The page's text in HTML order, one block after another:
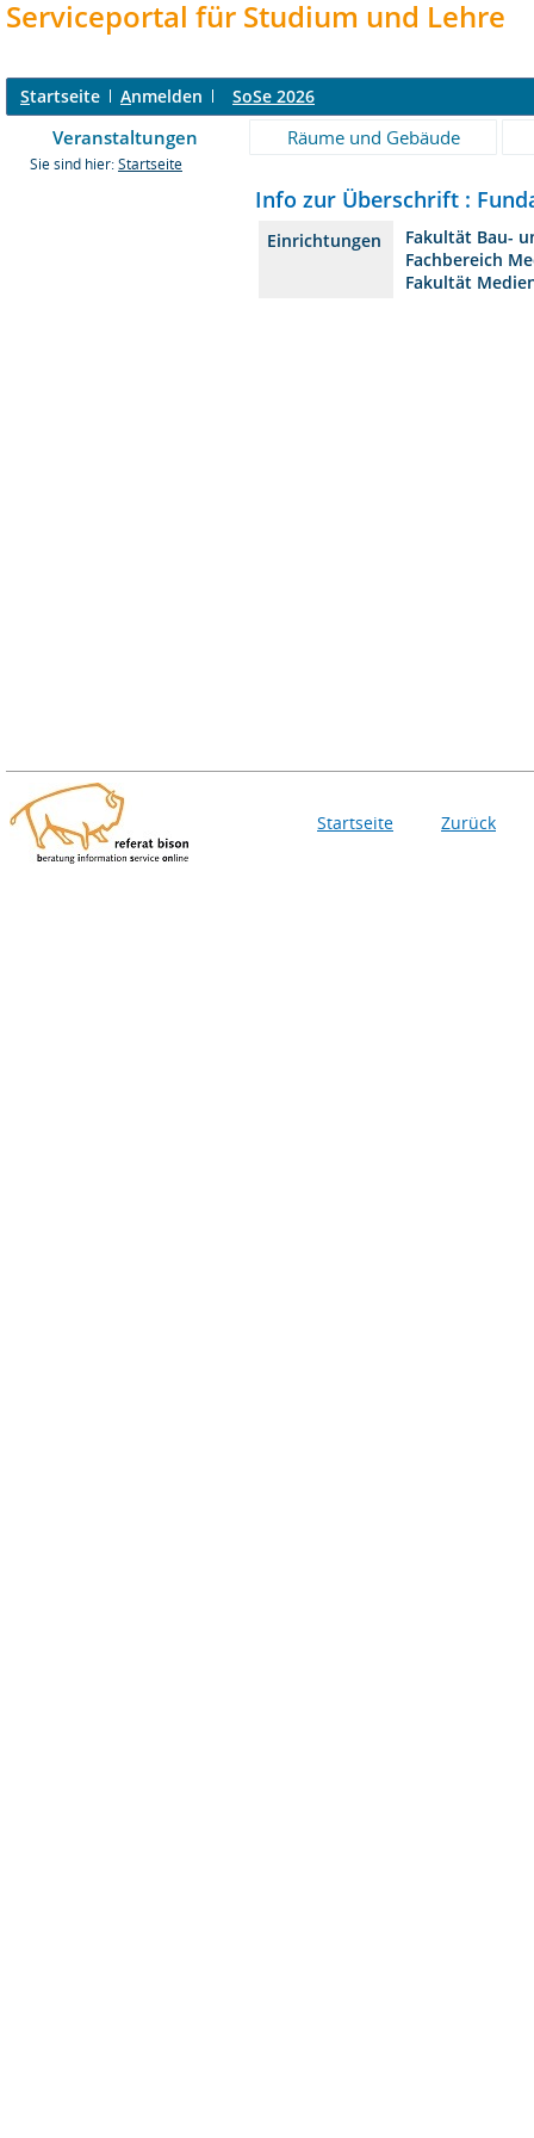
Serviceportal für Studium und Lehre
Startseite Anmelden SoSe 2026
Veranstaltungen Räume und Gebäude
Sie sind hier: Startseite
Info zur Überschrift :
Einrichtungen
Fakultät Bau-
Fachbereich
Fakultät
Startseite Zurück